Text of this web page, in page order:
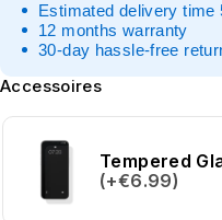
Estimated delivery time
12 months warranty
30-day hassle-free
Accessoires
Tempered
(+€6.99)